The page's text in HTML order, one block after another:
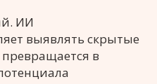
ИИ
выявлять скрытые
в